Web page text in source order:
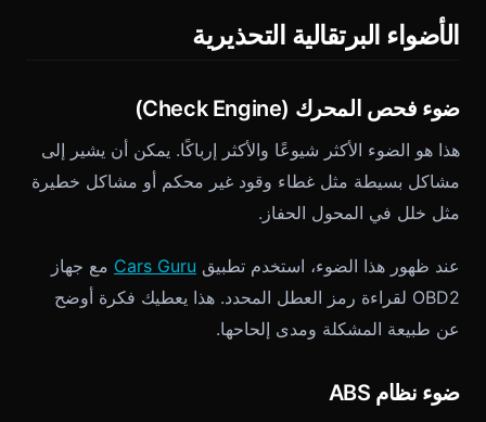
الأضواء البرتقالية التحذيرية
ضوء فحص المحرك (Check Engine)
هذا هو الضوء الأكثر شيوعًا والأكثر إرباكًا. يمكن أن يشير إلى
مشاكل بسيطة مثل غطاء وقود غير محكم أو مشاكل خطيرة
مثل خلل في المحول الحفاز.
عند ظهور هذا الضوء، استخدم تطبيق Cars Guru مع جهاز
OBD2 لقراءة رمز العطل المحدد. هذا يعطيك فكرة أوضح
عن طبيعة المشكلة ومدى إلحاحها.
ضوء نظام ABS